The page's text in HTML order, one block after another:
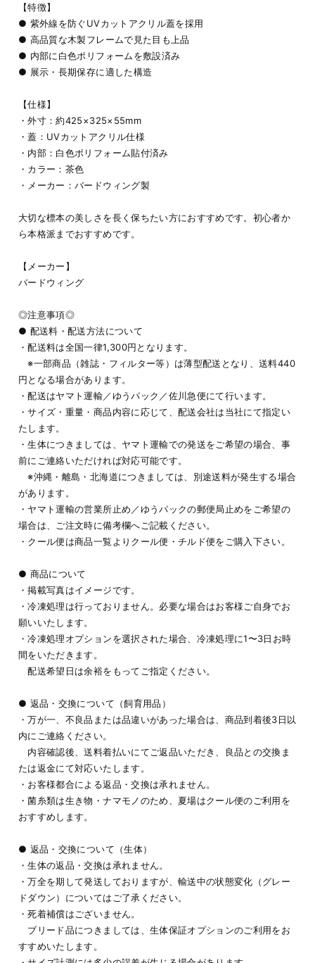
【特徴】
● 紫外線を防ぐUVカットアクリル蓋を採用
● 高品質な木製フレームで見た目も上品
● 内部に白色ポリフォームを敷設済み
● 展示・長期保存に適した構造
【仕様】
・外寸：約425×325×55mm
・蓋：UVカットアクリル仕様
・内部：白色ポリフォーム貼付済み
・カラー：茶色
・メーカー：バードウィング製
大切な標本の美しさを長く保ちたい方におすすめです。初心者か
ら本格派までおすすめです。
【メーカー】
バードウィング
◎注意事項◎
● 配送料・配送方法について
・配送料は全国一律1,300円となります。
※一部商品（雑誌・フィルター等）は薄型配送となり、送料440
円となる場合があります。
・配送はヤマト運輸／ゆうパック／佐川急便にて行います。
・サイズ・重量・商品内容に応じて、配送会社は当社にて指定い
たします。
・生体につきましては、ヤマト運輸での発送をご希望の場合、事
前にご連絡いただければ対応可能です。
※沖縄・離島・北海道につきましては、別途送料が発生する場合
があります。
・ヤマト運輸の営業所止め／ゆうパックの郵便局止めをご希望の
場合は、ご注文時に備考欄へご記載ください。
・クール便は商品一覧よりクール便・チルド便をご購入下さい。
● 商品について
・掲載写真はイメージです。
・冷凍処理は行っておりません。必要な場合はお客様ご自身でお
願いいたします。
・冷凍処理オプションを選択された場合、冷凍処理に1〜3日お時
間をいただきます。
配送希望日は余裕をもってご指定ください。
● 返品・交換について（飼育用品）
・万が一、不良品または品違いがあった場合は、商品到着後3日以
内にご連絡ください。
内容確認後、送料着払いにてご返品いただき、良品との交換ま
たは返金にて対応いたします。
・お客様都合による返品・交換は承れません。
・菌糸類は生き物・ナマモノのため、夏場はクール便のご利用を
おすすめします。
● 返品・交換について（生体）
・生体の返品・交換は承れません。
・万全を期して発送しておりますが、輸送中の状態変化（グレー
ドダウン）についてはご了承ください。
・死着補償はございません。
ブリード品につきましては、生体保証オプションのご利用をお
すすめいたします。